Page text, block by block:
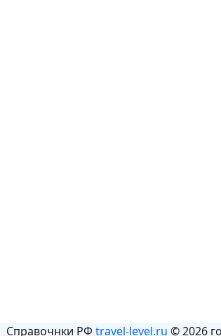
Справочнки РФ travel-level.ru © 2026